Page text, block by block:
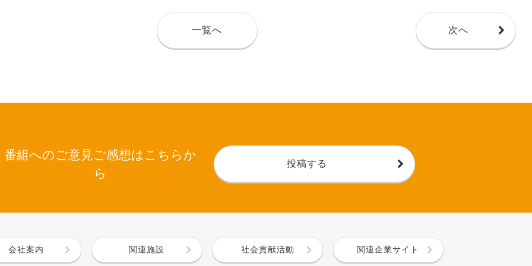
一覧へ 次へ
番組へのご意見ご感想はこちらか
ら
投稿する
会社案内 関連施設 社会貢献活動 関連企業サイト